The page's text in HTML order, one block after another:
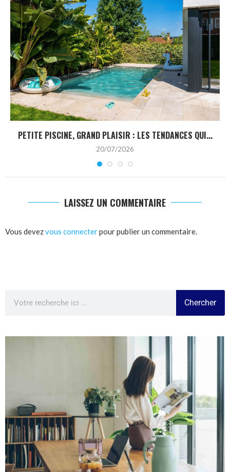
PETITE PISCINE, GRAND PLAISIR : LES TENDANCES QUI...
20/07/2026
LAISSEZ UN COMMENTAIRE
Vous devezvous connecterpour publier un commentaire.
Chercher